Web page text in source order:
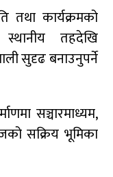
तथा कार्यक्रमको
स्थानीय तहदेखि
सुदृढ बनाउनुपर्ने
सञ्चारमाध्यम,
सक्रिय भूमिका